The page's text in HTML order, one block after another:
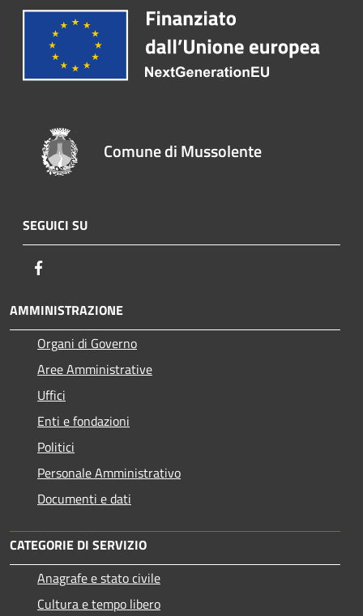
Comune di Mussolente
SEGUICI SU
AMMINISTRAZIONE
Organi di Governo
Aree Amministrative
Uffici
Enti e fondazioni
Politici
Personale Amministrativo
Documenti e dati
CATEGORIE DI SERVIZIO
Anagrafe e stato civile
Cultura e tempo libero